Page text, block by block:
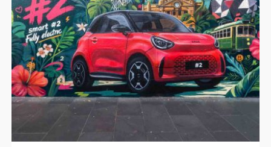
NEWSLETTER
SÍGUENOS